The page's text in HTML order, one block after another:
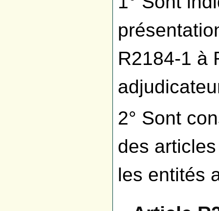
R2184-1 à
2° Sont
des
les entités